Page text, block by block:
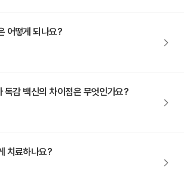
어떻게 되나요?
독감 백신의 차이점은 무엇인가요?
치료하나요?